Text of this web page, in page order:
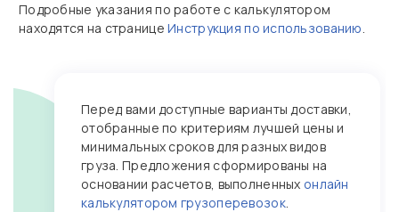
Подробные указания по работе с калькулятором
находятся на страницеИнструкция по использованию.
Перед вами доступные варианты доставки,
отобранные по критериям лучшей цены и
минимальных сроков для разных видов
груза. Предложения сформированы на
основании расчетов, выполненных онлайн
калькулятором грузоперевозок.